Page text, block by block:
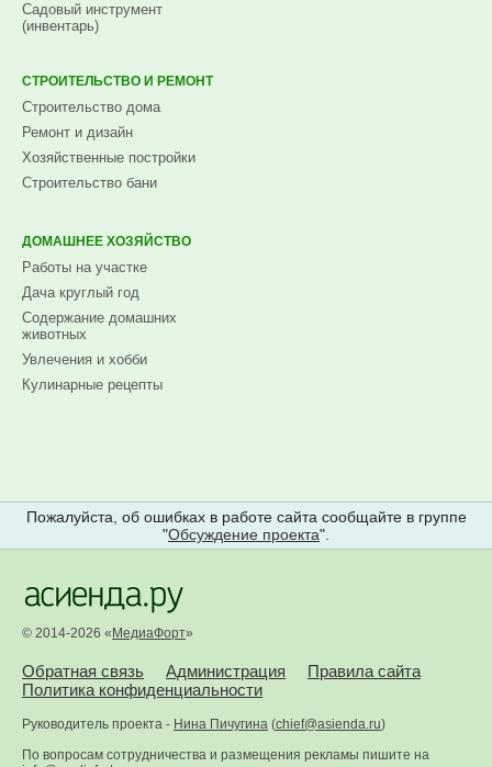
Садовый инструмент
(инвентарь)
СТРОИТЕЛЬСТВО И РЕМОНТ
Строительство дома
Ремонт и дизайн
Хозяйственные постройки
Строительство бани
ДОМАШНЕЕ ХОЗЯЙСТВО
Работы на участке
Дача круглый год
Содержание домашних
животных
Увлечения и хобби
Кулинарные рецепты
Пожалуйста, об ошибках в работе сайта сообщайте в группе
"Обсуждение проекта".
© 2014-2026 « МедиаФорт»
Обратная связь Администрация
Правила сайта
Политика конфиденциальности
Руководитель проекта - Нина Пичугина (chief@asienda.ru)
По вопросам сотрудничества и размещения рекламы пишите на